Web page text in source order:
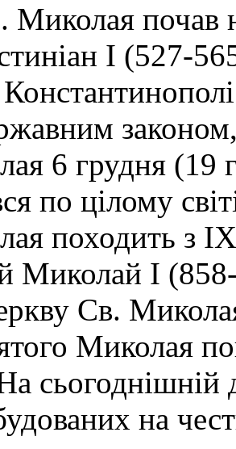
Миколая почав
І (527-
6 грудня (19
по цілому
походить з
Миколай І
Св.
Миколая
сьогоднішній
на